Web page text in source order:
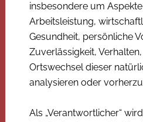
insbesondere um
Arbeitsleistung,
Gesundheit, persönliche
Zuverlässigkeit,
Ortswechsel dieser
analysieren oder
Als „Verantwortlicher“